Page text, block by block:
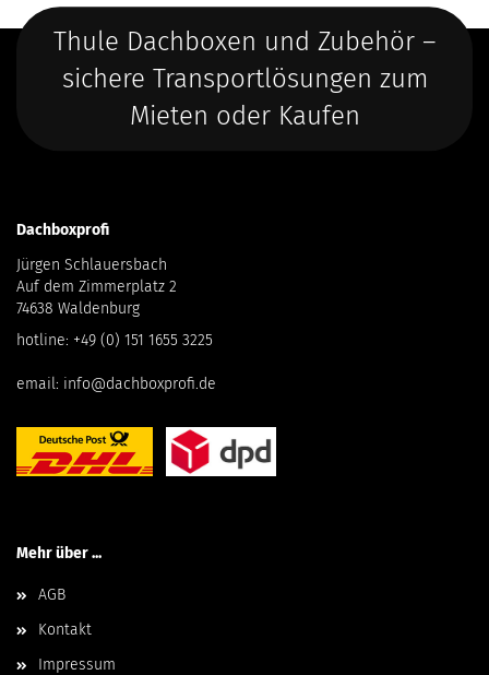
Thule Dachboxen und Zubehör –
sichere Transportlösungen zum
Mieten oder Kaufen
Dachboxprofi
Jürgen Schlauersbach
Auf dem Zimmerplatz 2
74638 Waldenburg
hotline: +49 (0) 151 1655 3225
email: info@dachboxprofi.de
Mehr über ...
AGB
Kontakt
Impressum